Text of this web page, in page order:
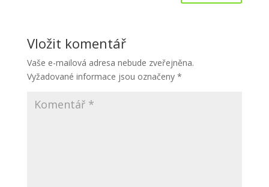
Vložit komentář
Vaše e-mailová adresa nebude zveřejněna.
Vyžadované informace jsou označeny *